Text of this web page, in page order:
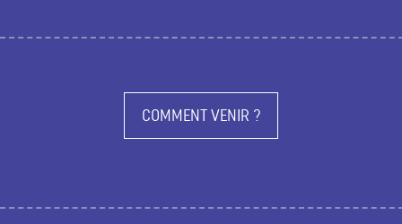
COMMENT VENIR ?